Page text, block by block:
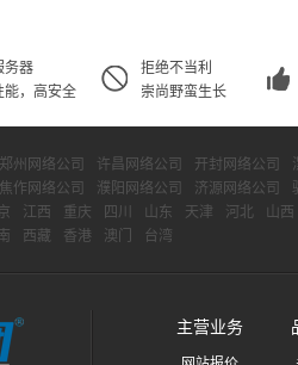
务器
能，高安全
拒绝不当利
崇尚野蛮生长
郑州网络公司 许昌网络公司 开封网络公司
焦作网络公司 濮阳网络公司 济源网络公司
江西 重庆 四川 山东 天津 河北
山西
西藏 香港 澳门 台湾
主营业务